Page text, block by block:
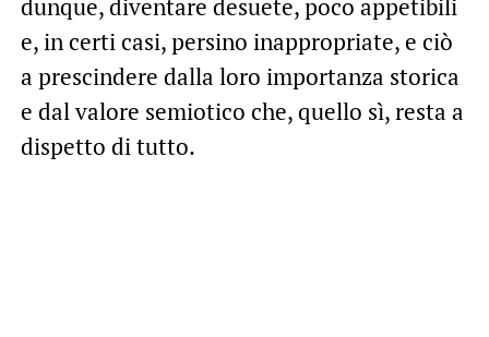
dunque, diventare desuete, poco appetibili
e, in certi casi, persino inappropriate, e ciò
a prescindere dalla loro importanza storica
e dal valore semiotico che, quello sì, resta a
dispetto di tutto.